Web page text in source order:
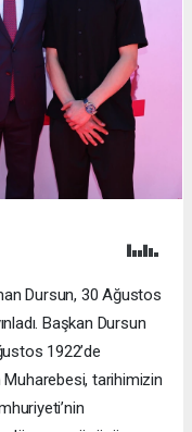
Dursun, 30 Ağustos
Başkan Dursun
1922’de
tarihimizin